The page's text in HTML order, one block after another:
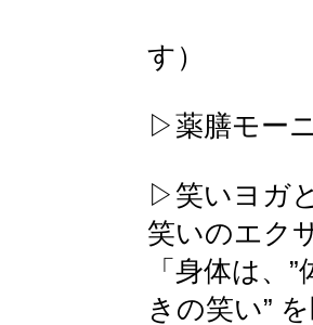
す）
▷薬膳モー
▷笑いヨガ
笑いのエク
「身体は、
きの笑い”